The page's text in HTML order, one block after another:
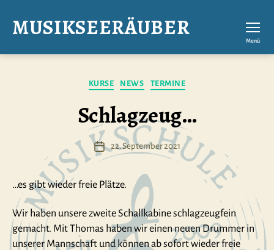
MUSIKSEERÄUBER Menü
Kategorien
KURSE NEWS TERMINE
Schlagzeug…
Veröffentlichungsdatum
22. September 2021
…es gibt wieder freie Plätze.
Wir haben unsere zweite Schallkabine schlagzeugfein
gemacht. Mit Thomas haben wir einen neuen Drummer in
unserer Mannschaft und können ab sofort wieder freie